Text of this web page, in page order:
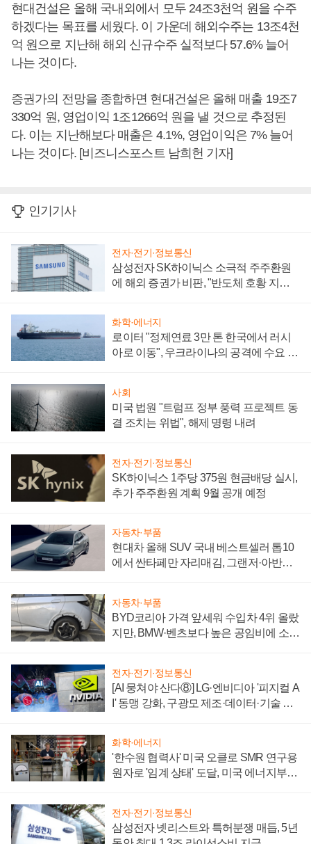
현대건설은 올해 국내외에서 모두 24조3천억 원을 수주
하겠다는 목표를 세웠다. 이 가운데 해외수주는 13조4천
억 원으로 지난해 해외 신규수주 실적보다 57.6% 늘어
나는 것이다.
증권가의 전망을 종합하면 현대건설은 올해 매출 19조7
330억 원, 영업이익 1조1266억 원을 낼 것으로 추정된
다. 이는 지난해보다 매출은 4.1%, 영업이익은 7% 늘어
나는 것이다. [비즈니스포스트 남희헌 기자]
인기기사
전자·전기·정보통신
삼성전자 SK하이닉스 소극적 주주환원
에 해외 증권가 비판, "반도체 호황 지속
화학·에너지
로이터 "정제연료 3만 톤 한국에서 러시
아로 이동", 우크라이나의 공격에 수요 늘
사회
미국 법원 "트럼프 정부 풍력 프로젝트 동
결 조치는 위법", 해제 명령 내려
전자·전기·정보통신
SK하이닉스 1주당 375원 현금배당 실시,
추가 주주환원 계획 9월 공개 예정
자동차·부품
현대차 올해 SUV 국내 베스트셀러 톱10
에서 싼타페만 자리매김, 그랜저·아반떼
자동차·부품
BYD코리아 가격 앞세워 수입차 4위 올랐
지만, BMW·벤츠보다 높은 공임비에 소비
전자·전기·정보통신
[AI 뭉쳐야 산다⑧] LG·엔비디아 '피지컬 A
I' 동맹 강화, 구광모 제조·데이터·기술 결
화학·에너지
'한수원 협력사' 미국 오클로 SMR 연구용
원자로 '임계 상태' 도달, 미국 에너지부
전자·전기·정보통신
삼성전자 넷리스트와 특허분쟁 매듭, 5년